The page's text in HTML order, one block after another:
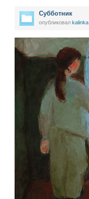
Субботник
опубликовал kalinka